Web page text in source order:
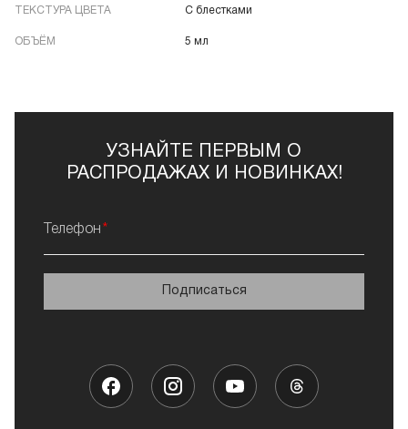
ТЕКСТУРА ЦВЕТА С блестками
ОБЪЁМ 5 мл
УЗНАЙТЕ ПЕРВЫМ О
РАСПРОДАЖАХ И НОВИНКАХ!
Телефон
Подписаться